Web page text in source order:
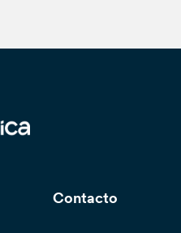
Contacto